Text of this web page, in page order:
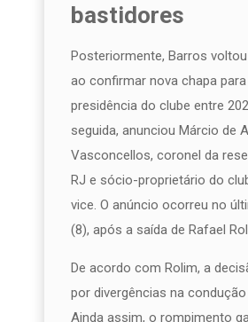
bastidores
Posteriormente, Barros
ao confirmar nova chapa
presidência do clube entre
seguida, anunciou Márcio de
Vasconcellos, coronel da
RJ e sócio-proprietário do
vice. O anúncio ocorreu no
(8), após a saída de Rafael
De acordo com Rolim, a
por divergências na
Ainda assim, o rompimento